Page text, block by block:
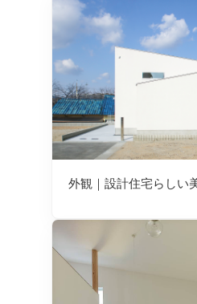
外観｜設計住宅らしい